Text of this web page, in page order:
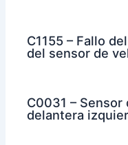
C1155 – Fallo
del sensor de
C0031 –
delantera